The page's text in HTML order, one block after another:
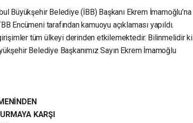
Büyükşehir Belediye (İBB) Başkanı Ekrem İmamoğlu’na
Encümeni tarafından kamuoyu açıklaması yapıldı.
tüm ülkeyi derinden etkilemektedir. Bilinmelidir ki
Belediye Başkanımız Sayın Ekrem İmamoğlu
KARŞI